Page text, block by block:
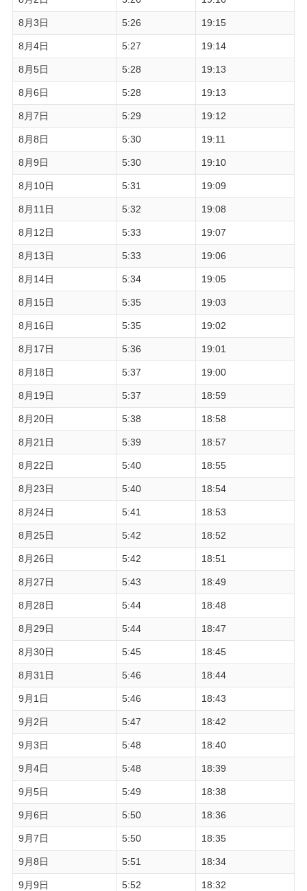
8月3日 5:26 19:15
8月4日 5:27 19:14
8月5日 5:28 19:13
8月6日 5:28 19:13
8月7日 5:29 19:12
8月8日 5:30 19:11
8月9日 5:30 19:10
8月10日 5:31 19:09
8月11日 5:32 19:08
8月12日 5:33 19:07
8月13日 5:33 19:06
8月14日 5:34 19:05
8月15日 5:35 19:03
8月16日 5:35 19:02
8月17日 5:36 19:01
8月18日 5:37 19:00
8月19日 5:37 18:59
8月20日 5:38 18:58
8月21日 5:39 18:57
8月22日 5:40 18:55
8月23日 5:40 18:54
8月24日 5:41 18:53
8月25日 5:42 18:52
8月26日 5:42 18:51
8月27日 5:43 18:49
8月28日 5:44 18:48
8月29日 5:44 18:47
8月30日 5:45 18:45
8月31日 5:46 18:44
9月1日 5:46 18:43
9月2日 5:47 18:42
9月3日 5:48 18:40
9月4日 5:48 18:39
9月5日 5:49 18:38
9月6日 5:50 18:36
9月7日 5:50 18:35
9月8日 5:51 18:34
9月9日 5:52 18:32